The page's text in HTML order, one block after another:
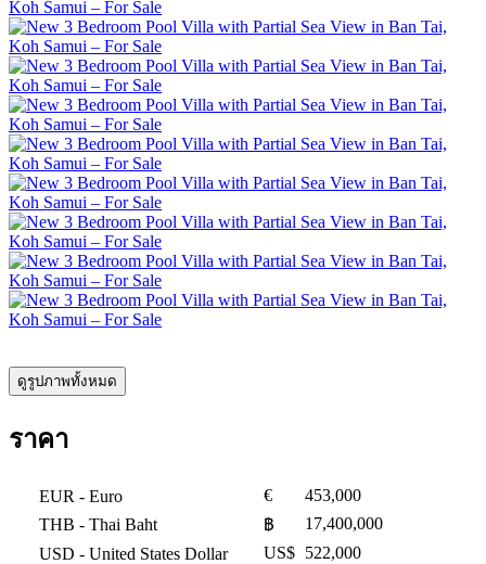
ดูรูปภาพทั้งหมด
ราคา
EUR - Euro €
453,000
THB - Thai Baht ฿
17,400,000
USD - United States Dollar US$ 522,000